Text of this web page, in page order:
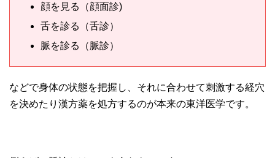
顔を見る（顔面診)
舌を診る（舌診）
脈を診る（脈診）
などで身体の状態を把握し、それに合わせて刺激する経穴
を決めたり漢方薬を処方するのが本来の東洋医学です。